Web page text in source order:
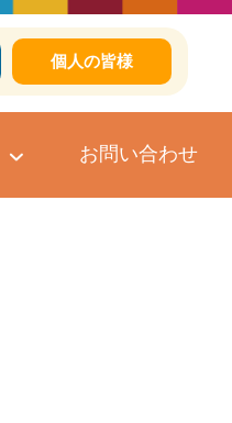
個人の皆様
お問い合わせ